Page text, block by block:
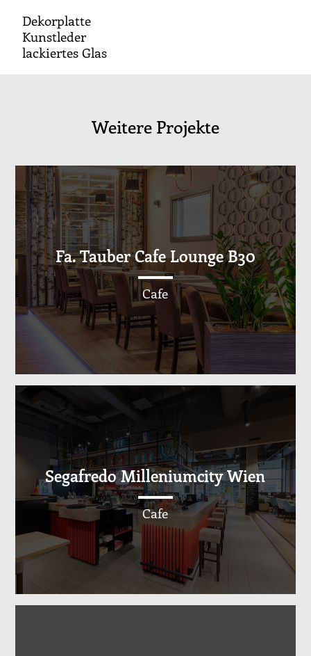
Dekorplatte
Kunstleder
lackiertes Glas
Weitere Projekte
Fa. Tauber Cafe Lounge B30
Cafe
Segafredo Milleniumcity Wien
Cafe